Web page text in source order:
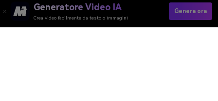
Generatore Video IA
Crea video facilmente da testo o immagini
Genera ora